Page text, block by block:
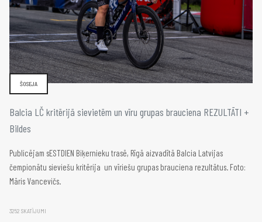
ŠOSEJA
Balcia LČ kritērijā sievietēm un vīru grupas brauciena REZULTĀTI +
Bildes
Publicējam sESTDIEN Biķernieku trasē, Rīgā aizvadītā Balcia Latvijas
čempionātu sieviešu kritērija un vīriešu grupas brauciena rezultātus. Foto:
Māris Vancevičs.
3252 SKATĪJUMI